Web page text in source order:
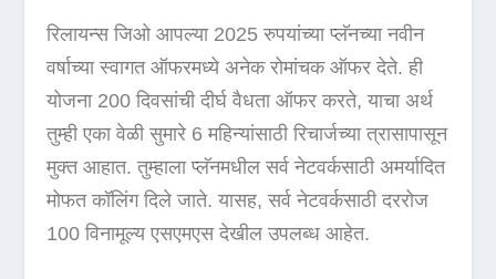
रिलायन्स जिओ आपल्या 2025 रुपयांच्या प्लॅनच्या नवीन
वर्षाच्या स्वागत ऑफरमध्ये अनेक रोमांचक ऑफर देते. ही
योजना 200 दिवसांची दीर्घ वैधता ऑफर करते, याचा अर्थ
तुम्ही एका वेळी सुमारे 6 महिन्यांसाठी रिचार्जच्या त्रासापासून
मुक्त आहात. तुम्हाला प्लॅनमधील सर्व नेटवर्कसाठी अमर्यादित
मोफत कॉलिंग दिले जाते. यासह, सर्व नेटवर्कसाठी दररोज
100 विनामूल्य एसएमएस देखील उपलब्ध आहेत.